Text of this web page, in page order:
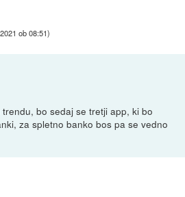
ob 08:51)
bo sedaj se tretji app, ki bo
za spletno banko bos pa se vedno